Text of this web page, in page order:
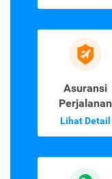
Asuransi
Perjalanan
Lihat Detail